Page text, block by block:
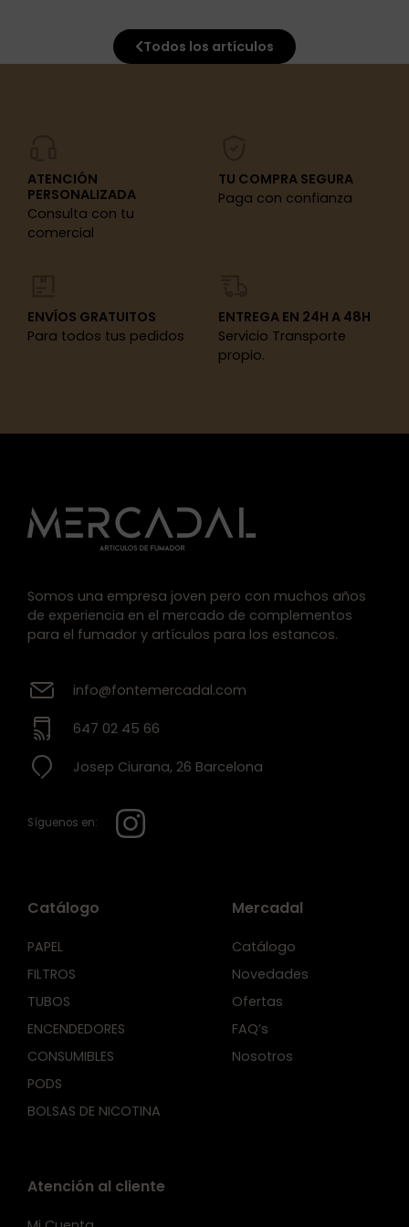
Todos los artículos
ATENCIÓN
PERSONALIZADA
Consulta con tu
comercial
TU COMPRA SEGURA
Paga con confianza
ENVÍOS GRATUITOS
Para todos tus pedidos
ENTREGA EN 24H A 48H
Servicio Transporte
propio.
Somos una empresa joven pero con muchos años
de experiencia en el mercado de complementos
para el fumador y artículos para los estancos.
info@fontemercadal.com
647 02 45 66
Josep Ciurana, 26 Barcelona
Síguenos en:
Catálogo
PAPEL
FILTROS
TUBOS
ENCENDEDORES
CONSUMIBLES
PODS
BOLSAS DE NICOTINA
Mercadal
Catálogo
Novedades
Ofertas
FAQ’s
Nosotros
Atención al cliente